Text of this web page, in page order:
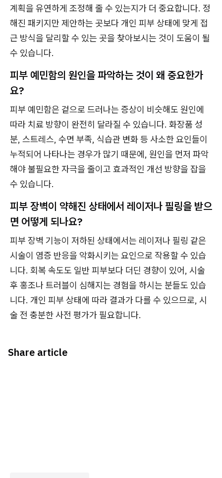
계획을 유연하게 조정해 줄 수 있는지가 더 중요합니다. 정
해진 패키지만 제안하는 곳보다 개인 피부 상태에 맞게 접
근 방식을 달리할 수 있는 곳을 찾아보시는 것이 도움이 될
수 있습니다.
피부 예민함의 원인을 파악하는 것이 왜 중요한가
요?
피부 예민함은 겉으로 드러나는 증상이 비슷해도 원인에
따라 치료 방향이 완전히 달라질 수 있습니다. 화장품 성
분, 스트레스, 수면 부족, 식습관 변화 등 사소한 요인들이
누적되어 나타나는 경우가 많기 때문에, 원인을 먼저 파악
해야 불필요한 자극을 줄이고 효과적인 개선 방향을 잡을
수 있습니다.
피부 장벽이 약해진 상태에서 레이저나 필링을 받으
면 어떻게 되나요?
피부 장벽 기능이 저하된 상태에서는 레이저나 필링 같은
시술이 염증 반응을 악화시키는 요인으로 작용할 수 있습
니다. 회복 속도도 일반 피부보다 더딘 경향이 있어, 시술
후 홍조나 트러블이 심해지는 경험을 하시는 분들도 있습
니다. 개인 피부 상태에 따라 결과가 다를 수 있으므로, 시
술 전 충분한 사전 평가가 필요합니다.
Share article